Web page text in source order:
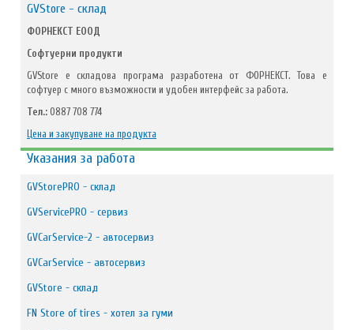
GVStore - склад
ФОРНЕКСТ ЕООД
Софтуерни продукти
GVStore е складова програма разработена от ФОРНЕКСТ. Това е
софтуер с много възможности и удобен интерфейс за работа.
Тел.:0887 708 774
Цена и закупуване на продукта
Указания за работа
GVStorePRO - склад
GVServicePRO - сервиз
GVCarService-2 - автосервиз
GVCarService - автосервиз
GVStore - склад
FN Store оf tires - хотел за гуми